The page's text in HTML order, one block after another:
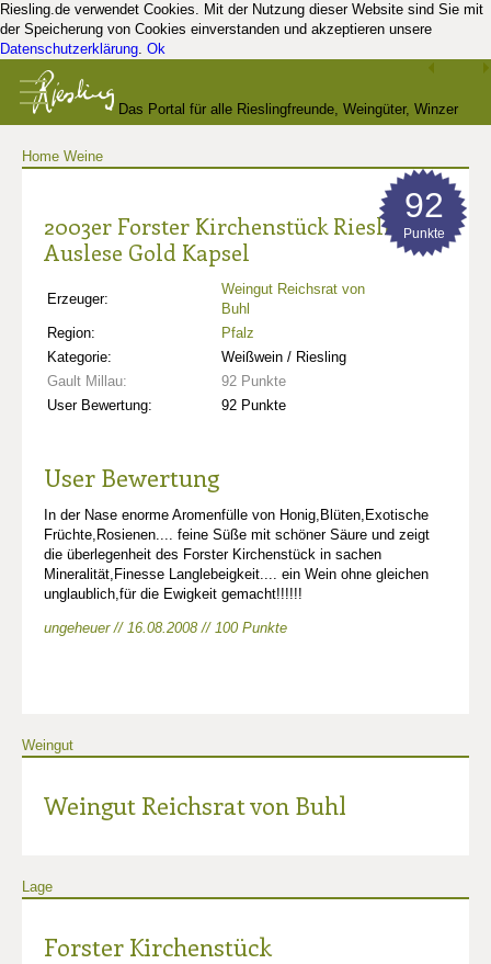
Riesling.de verwendet Cookies. Mit der Nutzung dieser Website sind Sie mit
der Speicherung von Cookies einverstanden und akzeptieren unsere
Datenschutzerklärung. Ok
Das Portal für alle Rieslingfreunde, Weingüter, Winzer
Home Weine
2003er Forster Kirchenstück Riesling
Auslese Gold Kapsel
Erzeuger:
Weingut Reichsrat von
Buhl
Region:
Pfalz
Kategorie:
Weißwein / Riesling
Gault Millau:
92 Punkte
User Bewertung:
92 Punkte
92
Punkte
User Bewertung
In der Nase enorme Aromenfülle von Honig,Blüten,Exotische
Früchte,Rosienen.... feine Süße mit schöner Säure und zeigt
die überlegenheit des Forster Kirchenstück in sachen
Mineralität,Finesse Langlebeigkeit.... ein Wein ohne gleichen
unglaublich,für die Ewigkeit gemacht!!!!!!
ungeheuer // 16.08.2008 // 100 Punkte
Weingut
Weingut Reichsrat von Buhl
Lage
Forster Kirchenstück